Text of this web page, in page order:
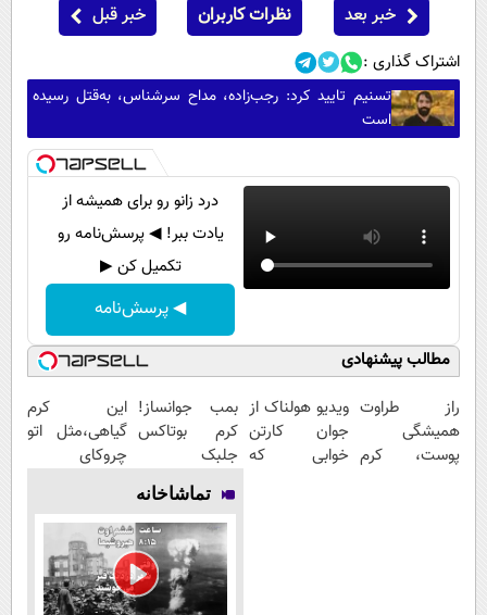
خبر بعد نظرات کاربران خبر قبل
اشتراک گذاری :
تسنیم تایید کرد: رجب‌زاده، مداح سرشناس، به‌قتل رسیده
است
درد زانو رو برای همیشه از
یادت ببر! ◀ پرسش‌نامه رو
تکمیل کن ▶
◀ پرسش‌نامه
مطالب پیشنهادی
راز طراوت
همیشگی
پوست، کرم
ویدیو هولناک از
جوان کارتن
خوابی که
بمب جوانساز!
کرم بوتاکس
جلبک
اسپیرولینا50%تخفیف
این کرم
گیاهی،مثل اتو
چروکای
تماشاخانه